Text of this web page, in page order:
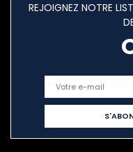
REJOIGNEZ NOTRE